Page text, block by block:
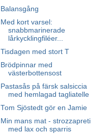
Balansgång
Med kort varsel:
snabbmarinerade
lårkycklingfiléer...
Tisdagen med stort T
Brödpinnar med
västerbottensost
Pastasås på färsk salsiccia
med hemlagad tagliatelle
Tom Sjöstedt gör en Jamie
Min mans mat - strozzapreti
med lax och sparris